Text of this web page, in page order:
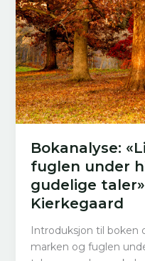
Søren
Kierkegaard
Bokanalyse:
fuglen under
gudelige
Kierkegaard
Introduksjon til boken
marken og fuglen